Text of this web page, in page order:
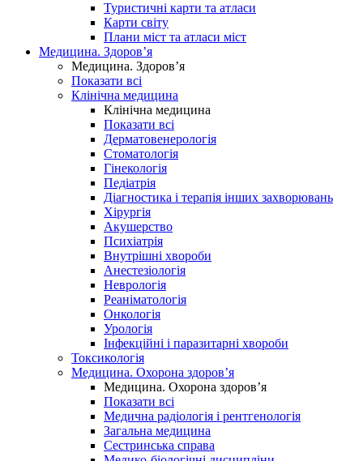
Туристичні карти та атласи
Карти світу
Плани міст та атласи міст
Медицина. Здоров’я
Медицина. Здоров’я
Показати всі
Клінічна медицина
Клінічна медицина
Показати всі
Дерматовенерологія
Стоматологія
Гінекологія
Педіатрія
Діагностика і терапія інших захворювань
Хірургія
Акушерство
Психіатрія
Внутрішні хвороби
Анестезіологія
Неврологія
Реаніматологія
Онкологія
Урологія
Інфекційні і паразитарні хвороби
Токсикологія
Медицина. Охорона здоров’я
Медицина. Охорона здоров’я
Показати всі
Медична радіологія і рентгенологія
Загальна медицина
Сестринська справа